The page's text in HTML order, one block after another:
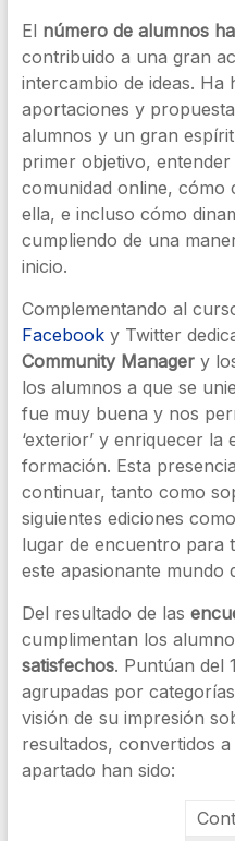
El número de alumnos
contribuido a una gran
intercambio de ideas. Ha
aportaciones y
alumnos y un gran
primer objetivo,
comunidad online,
ella, e incluso cómo
cumpliendo de una
inicio.
Complementando al
Facebook y Twitter
Community Managery
los alumnos a que se
fue muy buena y nos
‘exterior’ y enriquecer la
formación. Esta
continuar, tanto como
siguientes ediciones
lugar de encuentro para
este apasionante mundo
Del resultado de las
cumplimentan los
satisfechos. Puntúan del
agrupadas por
visión de su impresión
resultados, convertidos
apartado han sido: